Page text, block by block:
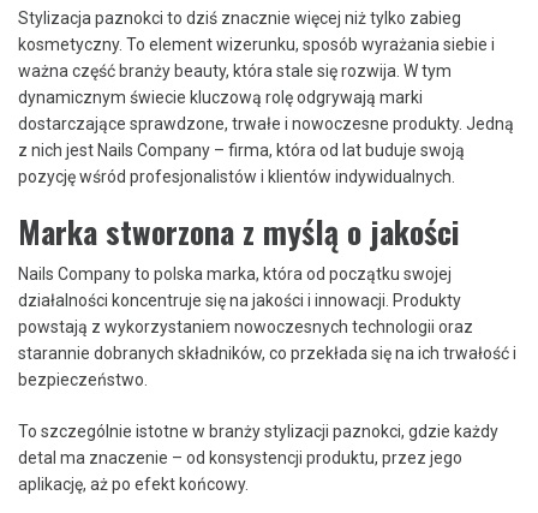
Stylizacja paznokci to dziś znacznie więcej niż tylko zabieg
kosmetyczny. To element wizerunku, sposób wyrażania siebie i
ważna część branży beauty, która stale się rozwija. W tym
dynamicznym świecie kluczową rolę odgrywają marki
dostarczające sprawdzone, trwałe i nowoczesne produkty. Jedną
z nich jest Nails Company – firma, która od lat buduje swoją
pozycję wśród profesjonalistów i klientów indywidualnych.
Marka stworzona z myślą o jakości
Nails Company to polska marka, która od początku swojej
działalności koncentruje się na jakości i innowacji. Produkty
powstają z wykorzystaniem nowoczesnych technologii oraz
starannie dobranych składników, co przekłada się na ich trwałość i
bezpieczeństwo.
To szczególnie istotne w branży stylizacji paznokci, gdzie każdy
detal ma znaczenie – od konsystencji produktu, przez jego
aplikację, aż po efekt końcowy.